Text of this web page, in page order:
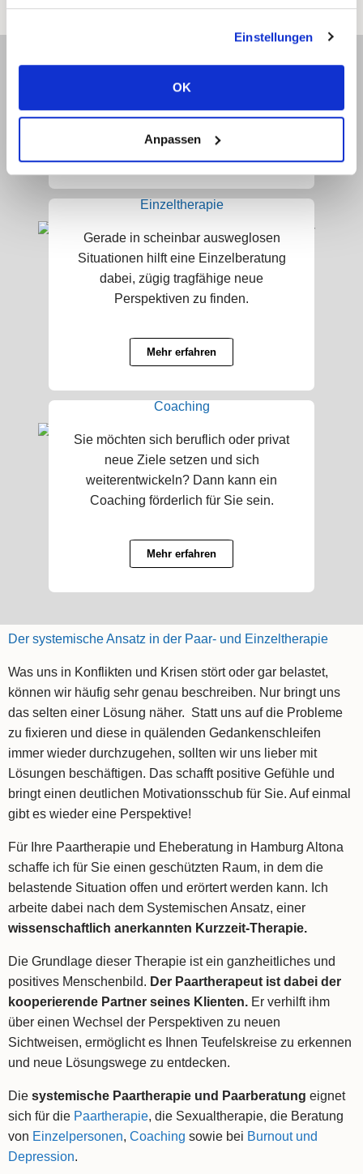
Einstellungen
OK
Anpassen
Familienmitglieds deuten häufig auf
Probleme im gesamten „System Familie“
hin. Schauen wir gemeinsam genauer
Einzeltherapie
Gerade in scheinbar ausweglosen
Situationen hilft eine Einzelberatung
dabei, zügig tragfähige neue
Perspektiven zu finden.
Mehr erfahren
Coaching
Sie möchten sich beruflich oder privat
neue Ziele setzen und sich
weiterentwickeln? Dann kann ein
Coaching förderlich für Sie sein.
Mehr erfahren
Der systemische Ansatz in der Paar- und Einzeltherapie
Was uns in Konflikten und Krisen stört oder gar belastet,
können wir häufig sehr genau beschreiben. Nur bringt uns
das selten einer Lösung näher. Statt uns auf die Probleme
zu fixieren und diese in quälenden Gedankenschleifen
immer wieder durchzugehen, sollten wir uns lieber mit
Lösungen beschäftigen. Das schafft positive Gefühle und
bringt einen deutlichen Motivationsschub für Sie. Auf einmal
gibt es wieder eine Perspektive!
Für Ihre Paartherapie und Eheberatung in Hamburg Altona
schaffe ich für Sie einen geschützten Raum, in dem die
belastende Situation offen und erörtert werden kann. Ich
arbeite dabei nach dem Systemischen Ansatz, einer
wissenschaftlich anerkannten Kurzzeit-Therapie.
Die Grundlage dieser Therapie ist ein ganzheitliches und
positives Menschenbild. Der Paartherapeut ist dabei der
kooperierende Partner seines Klienten. Er verhilft ihm
über einen Wechsel der Perspektiven zu neuen
Sichtweisen, ermöglicht es Ihnen Teufelskreise zu erkennen
und neue Lösungswege zu entdecken.
Die systemische Paartherapie und Paarberatung eignet
sich für die Paartherapie, die Sexualtherapie, die Beratung
von Einzelpersonen, Coaching sowie bei Burnout und
Depression.